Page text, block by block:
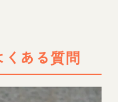
くある質問